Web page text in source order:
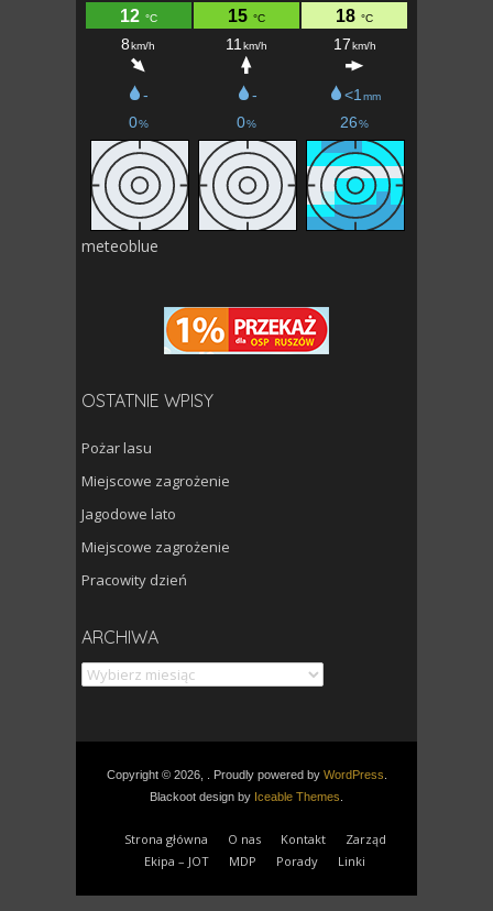
meteoblue
OSTATNIE WPISY
Pożar lasu
Miejscowe zagrożenie
Jagodowe lato
Miejscowe zagrożenie
Pracowity dzień
ARCHIWA
Archiwa
Copyright © 2026, . Proudly powered by WordPress
Blackoot design by Iceable Themes
Strona główna O nas Kontakt
Zarząd
Ekipa – JOT
MDP Porady Linki